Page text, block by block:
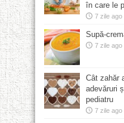
în care le
7 zile ago
Supă-
7 zile ago
Cât zahăr
adevăruri
pediatru
7 zile ago